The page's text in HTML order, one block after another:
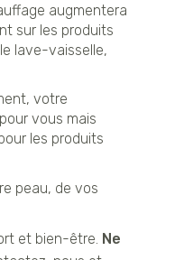
augmentera
sur les produits
lave-vaisselle,
votre
vous mais
les produits
peau, de vos
et bien-être. Ne